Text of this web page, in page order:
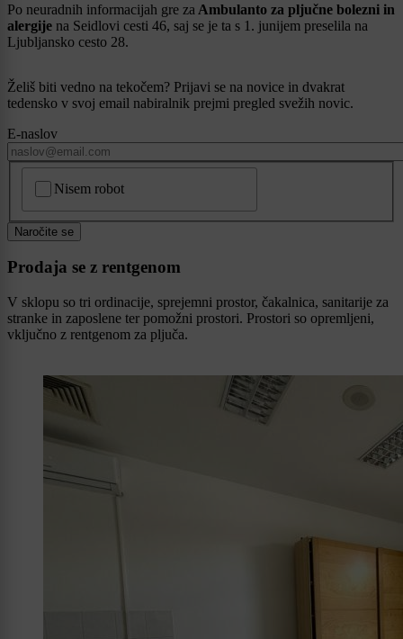
Po neuradnih informacijah gre za Ambulanto za pljučne bolezni in
alergije na Seidlovi cesti 46, saj se je ta s 1. junijem preselila na
Ljubljansko cesto 28.
Želiš biti vedno na tekočem? Prijavi se na novice in dvakrat
tedensko v svoj email nabiralnik prejmi pregled svežih novic.
E-naslov
Nisem robot
Naročite se
Prodaja se z rentgenom
V sklopu so tri ordinacije, sprejemni prostor, čakalnica, sanitarije za
stranke in zaposlene ter pomožni prostori. Prostori so opremljeni,
vključno z rentgenom za pljuča.